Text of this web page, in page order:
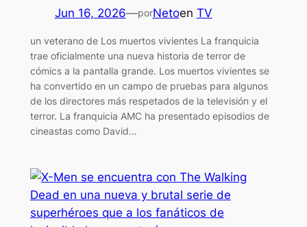
Jun 16, 2026—porNetoen TV
un veterano de Los muertos vivientes La franquicia
trae oficialmente una nueva historia de terror de
cómics a la pantalla grande. Los muertos vivientes se
ha convertido en un campo de pruebas para algunos
de los directores más respetados de la televisión y el
terror. La franquicia AMC ha presentado episodios de
cineastas como David…